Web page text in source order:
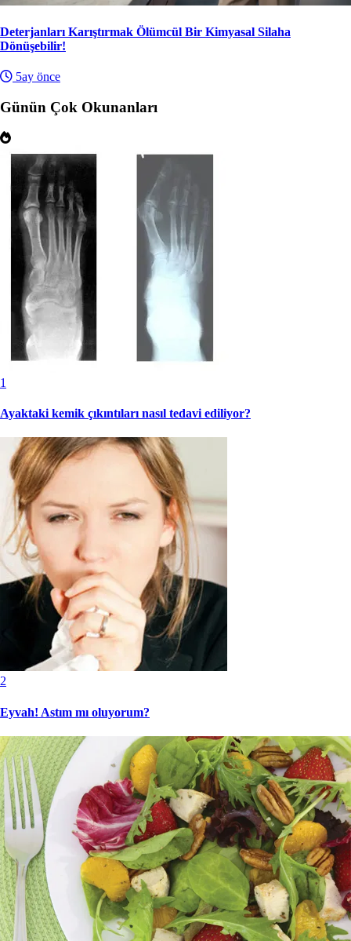
Deterjanları Karıştırmak Ölümcül Bir Kimyasal Silaha
Dönüşebilir!
5ay önce
Günün Çok Okunanları
1
Ayaktaki kemik çıkıntıları nasıl tedavi ediliyor?
2
Eyvah! Astım mı oluyorum?